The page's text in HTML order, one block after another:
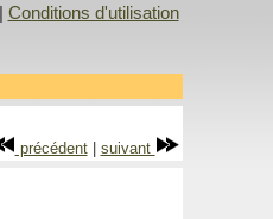
Conditions d'utilisation
précédent| suivant